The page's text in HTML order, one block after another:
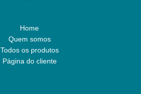
Home
Quem somos
Todos os produtos
Página do cliente